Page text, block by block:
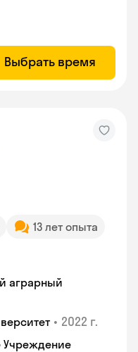
Выбрать время
13 лет опыта
аграрный
• 2022 г.
Учреждение